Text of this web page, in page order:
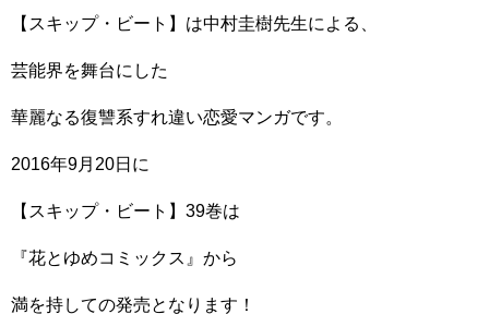
【スキップ・ビート】は中村圭樹先生による、
芸能界を舞台にした
華麗なる復讐系すれ違い恋愛マンガです。
2016年9月20日に
【スキップ・ビート】39巻は
『花とゆめコミックス』から
満を持しての発売となります！